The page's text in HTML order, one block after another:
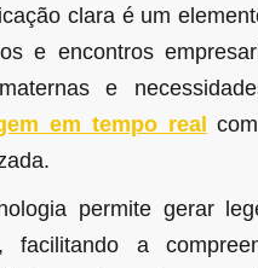
clara é um
e encontros
e
em tempo real
permite gerar
facilitando a